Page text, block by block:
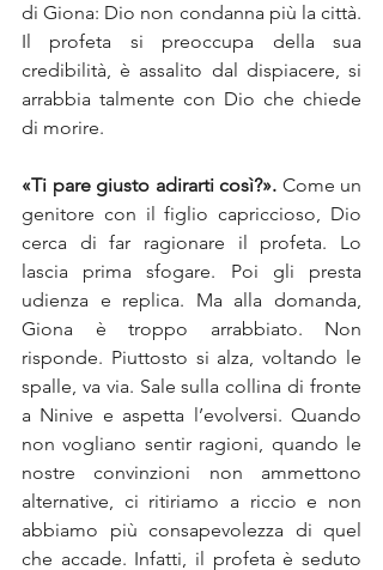
di Giona: Dio non condanna più la città.
Il profeta si preoccupa della sua
credibilità, è assalito dal dispiacere, si
arrabbia talmente con Dio che chiede
di morire.
«Ti pare giusto adirarti così?». Come un
genitore con il figlio capriccioso, Dio
cerca di far ragionare il profeta. Lo
lascia prima sfogare. Poi gli presta
udienza e replica. Ma alla domanda,
Giona è troppo arrabbiato. Non
risponde. Piuttosto si alza, voltando le
spalle, va via. Sale sulla collina di fronte
a Ninive e aspetta l’evolversi. Quando
non vogliano sentir ragioni, quando le
nostre convinzioni non ammettono
alternative, ci ritiriamo a riccio e non
abbiamo più consapevolezza di quel
che accade. Infatti, il profeta è seduto